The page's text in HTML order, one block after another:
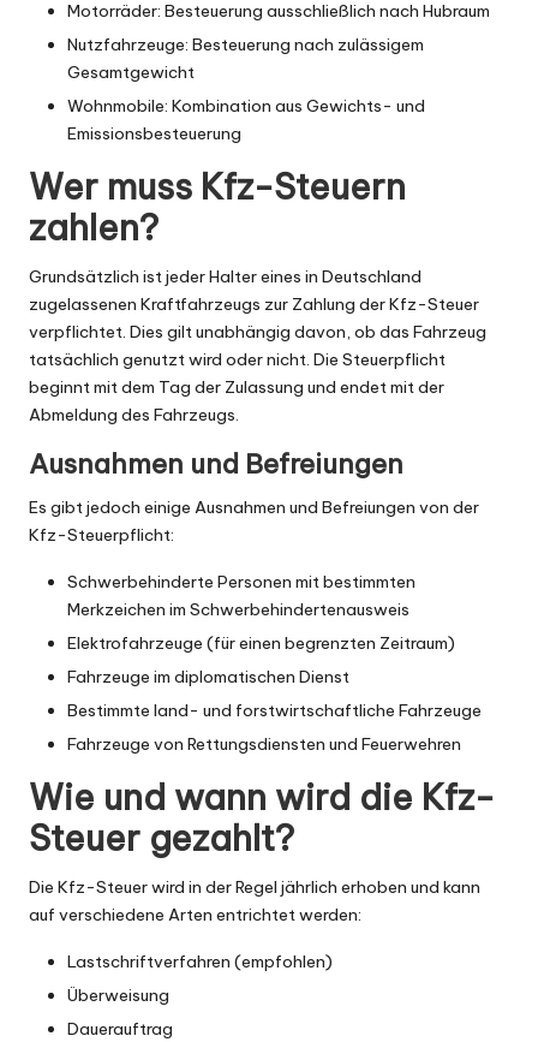
Motorräder: Besteuerung ausschließlich nach Hubraum
Nutzfahrzeuge: Besteuerung nach zulässigem
Gesamtgewicht
Wohnmobile: Kombination aus Gewichts- und
Emissionsbesteuerung
Wer muss Kfz-Steuern
zahlen?
Grundsätzlich ist jeder Halter eines in Deutschland
zugelassenen Kraftfahrzeugs zur Zahlung der Kfz-Steuer
verpflichtet. Dies gilt unabhängig davon, ob das Fahrzeug
tatsächlich genutzt wird oder nicht. Die Steuerpflicht
beginnt mit dem Tag der Zulassung und endet mit der
Abmeldung des Fahrzeugs.
Ausnahmen und Befreiungen
Es gibt jedoch einige Ausnahmen und Befreiungen von der
Kfz-Steuerpflicht:
Schwerbehinderte Personen mit bestimmten
Merkzeichen im Schwerbehindertenausweis
Elektrofahrzeuge (für einen begrenzten Zeitraum)
Fahrzeuge im diplomatischen Dienst
Bestimmte land- und forstwirtschaftliche Fahrzeuge
Fahrzeuge von Rettungsdiensten und Feuerwehren
Wie und wann wird die Kfz-
Steuer gezahlt?
Die Kfz-Steuer wird in der Regel jährlich erhoben und kann
auf verschiedene Arten entrichtet werden:
Lastschriftverfahren (empfohlen)
Überweisung
Dauerauftrag